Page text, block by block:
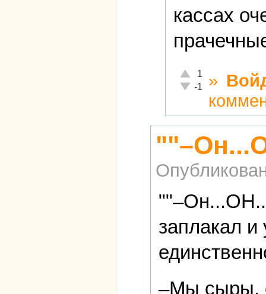
кассах
Отлично!
1
Неадекватно!
-1 »
заплакал
–Мы сыры,